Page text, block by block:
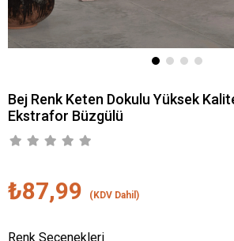
Bej Renk Keten Dokulu Yüksek
Ekstrafor Büzgülü
₺87,99 (KDV Dahil)
Renk Seçenekleri